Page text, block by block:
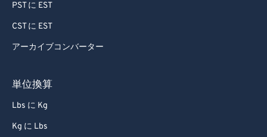
PST に EST
CST に EST
アーカイブコンバーター
単位換算
Lbs に Kg
Kg に Lbs